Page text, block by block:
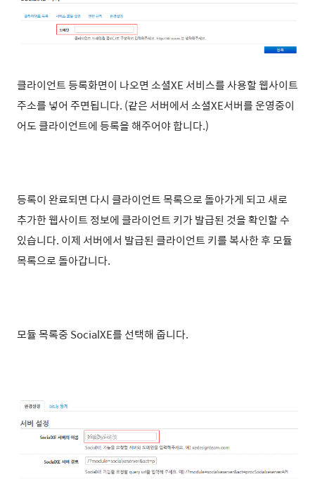
클라이언트 등록화면이 나오면 소셜XE 서비스를 사용할 웹사이트
주소를 넣어 주면됩니다. (같은 서버에서 소셜XE서버를 운영중이
어도 클라이언트에 등록을 해주어야 합니다.)
등록이 완료되면 다시 클라이언트 목록으로 돌아가게 되고 새로
추가한 웹사이트 정보에 클라이언트 키가 발급된 것을 확인할 수
있습니다. 이제 서버에서 발급된 클라이언트 키를 복사한 후 모듈
목록으로 돌아갑니다.
모듈 목록중 SocialXE를 선택해 줍니다.